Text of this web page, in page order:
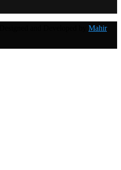
Mahir